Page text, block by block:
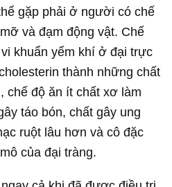
gặp phải ở người có chế
và đạm động vật. Chế
khuẩn yếm khí ở đại trực
thành những chất
chế độ ăn ít chất xơ làm
táo bón, chất gây ung
ruột lâu hơn và cô đặc
của đại tràng.